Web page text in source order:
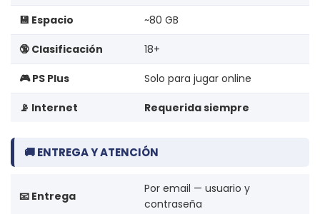
💾 Espacio ~80 GB
🔞 Clasificación 18+
🎮 PS Plus Solo para jugar online
📡 Internet Requerida siempre
🚚 ENTREGA Y ATENCIÓN
📧 Entrega
Por email — usuario y
contraseña